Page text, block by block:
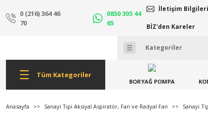
0 (216) 364 46
70
0850 305 44
65
İletişim Bilgileri
BİZ'den Kareler
Tüm Kategoriler
BORYAĞ POMPA
Anasayfa Sanayi Tipi Aksiyal Aspiratör, Fan ve Radyal Fan Sanayi